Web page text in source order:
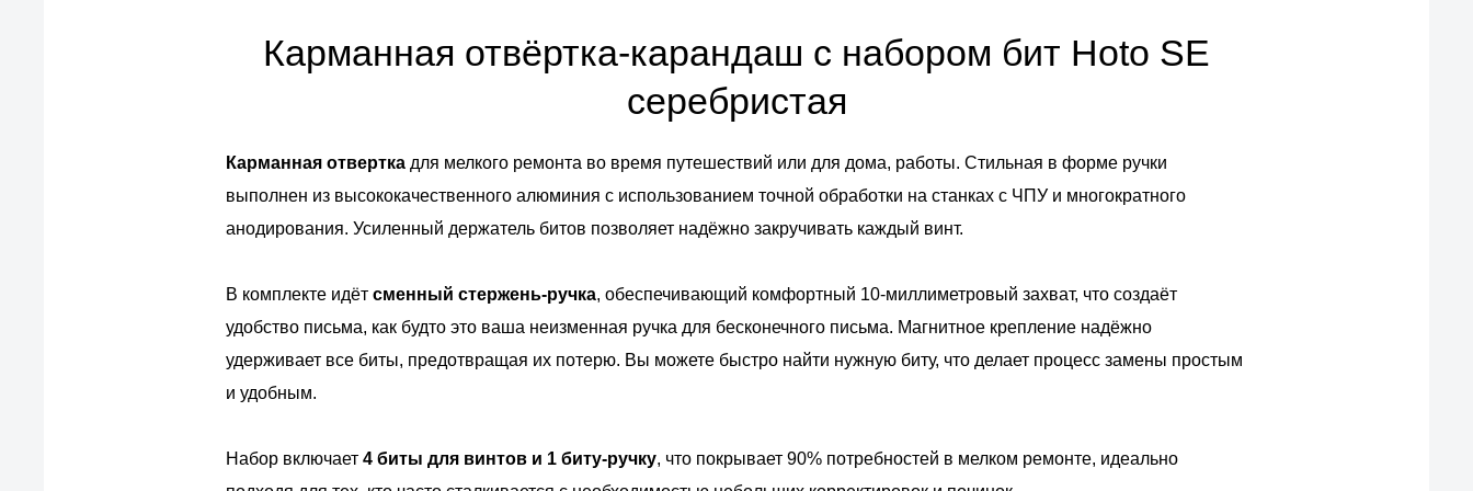
Карманная отвёртка-карандаш с набором бит Hoto SE
серебристая
Карманная отвертка для мелкого ремонта во время путешествий или для дома, работы. Стильная в форме ручки
выполнен из высококачественного алюминия с использованием точной обработки на станках с ЧПУ и многократного
анодирования. Усиленный держатель битов позволяет надёжно закручивать каждый винт.
В комплекте идётсменный стержень-ручка, обеспечивающий комфортный 10-миллиметровый захват, что создаёт
удобство письма, как будто это ваша неизменная ручка для бесконечного письма. Магнитное крепление надёжно
удерживает все биты, предотвращая их потерю. Вы можете быстро найти нужную биту, что делает процесс замены простым
и удобным.
Набор включает4 биты для винтов и 1 биту-ручку, что покрывает 90% потребностей в мелком ремонте, идеально